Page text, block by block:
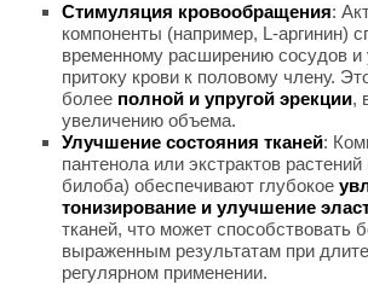
Стимуляция кровообращения:
компоненты (например, L-аргинин)
временному расширению сосудов и
притоку крови к половому члену.
более полной и упругой эрекции,
увеличению объема.
Улучшение состояния тканей:
пантенола или экстрактов растений
билоба) обеспечивают глубокое
тонизирование и улучшение
тканей, что может способствовать
выраженным результатам при
регулярном применении.